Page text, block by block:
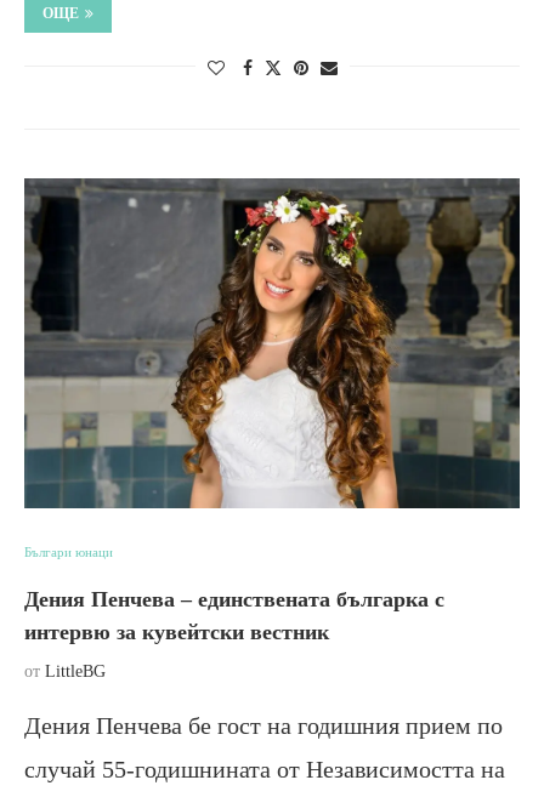
ОЩЕ
Българи юнаци
Дения Пенчева – единствената българка с
интервю за кувейтски вестник
от LittleBG
Дения Пенчева бе гост на годишния прием по
случай 55-годишнината от Независимостта на